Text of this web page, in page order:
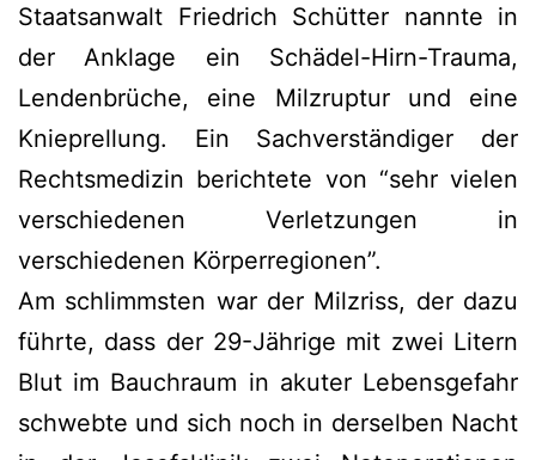
Staatsanwalt Friedrich Schütter nannte in
der Anklage ein Schädel-Hirn-Trauma,
Lendenbrüche, eine Milzruptur und eine
Knieprellung. Ein Sachverständiger der
Rechtsmedizin berichtete von “sehr vielen
verschiedenen Verletzungen in
verschiedenen Körperregionen”.
Am schlimmsten war der Milzriss, der dazu
führte, dass der 29-Jährige mit zwei Litern
Blut im Bauchraum in akuter Lebensgefahr
schwebte und sich noch in derselben Nacht